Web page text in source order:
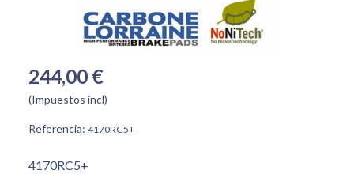
244,00 €
(Impuestos incl)
Referencia: 4170RC5+
4170RC5+